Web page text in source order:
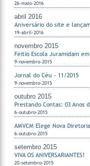
26-maio-2016
abril 2016
Aniversário do site e
19-abril-2016
novembro 2015
Feitio Escola Juramidam
9-novembro-2015
Jornal do Céu - 11/2015
9-novembro-2015
outubro 2015
Prestando Contas: 03 Anos
6-outubro-2015
AMVCM Elege Nova Diretoria
6-outubro-2015
setembro 2015
VIVA OS ANIVERSARIANTES!
20-setembro-2015